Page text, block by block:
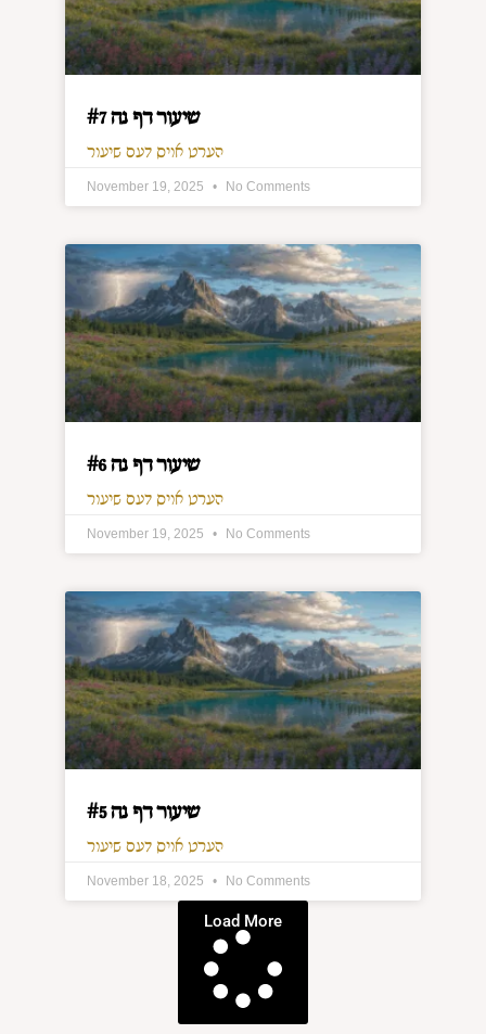
שיעור דף נה #7
הערט אויס דעם שיעור
November 19, 2025 No Comments
שיעור דף נה #6
הערט אויס דעם שיעור
November 19, 2025 No Comments
שיעור דף נה #5
הערט אויס דעם שיעור
November 18, 2025 No Comments
Load More